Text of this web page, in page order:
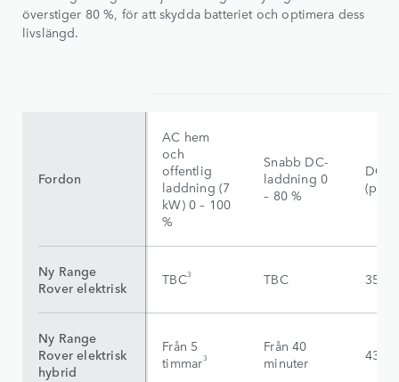
överstiger 80 %, för att skydda batteriet och optimera dess
livslängd.
AC hem
och
offentlig
laddning (7
kW) 0 – 100
%
Snabb DC-
laddning 0
– 80 %
DC
TBC3 TBC 350
Från 5
timmar3
Från 40
minuter
43
Fordon
Ny Range
Rover elektrisk
Ny Range
Rover elektrisk
hybrid